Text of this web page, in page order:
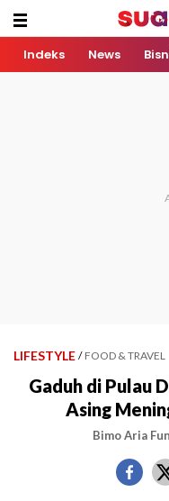
Indeks News
LIFESTYLE / FOOD & TRAVEL
Gaduh di Pulau
Asing
Bimo Aria